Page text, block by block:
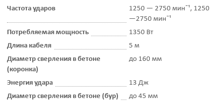
Частота ударов
1250 — 2750 минˉ¹, 1250
—2750 минˉ¹
Потребляемая мощность
1350 Вт
Длина кабеля
5 м
Диаметр сверления в бетоне
(коронка)
до 160 мм
Энергия удара
13 Дж
Диаметр сверления в бетоне (бур)
до 45 мм